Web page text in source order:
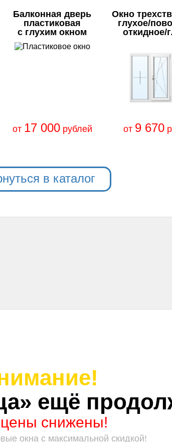
Балконная дверь
пластиковая
с глухим окном
от 17 000рублей
Окно
глухое/
откидное/
от 9 670
в каталог
ещё
снижены!
окна с максимальной скидкой!